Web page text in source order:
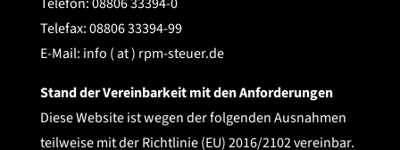
Telefax: 08806 33394-99
E-Mail: info ( at ) rpm-steuer.de
Stand der Vereinbarkeit mit den Anforderungen
Diese Website ist wegen der folgenden Ausnahmen
teilweise mit der Richtlinie (EU) 2016/2102 vereinbar.